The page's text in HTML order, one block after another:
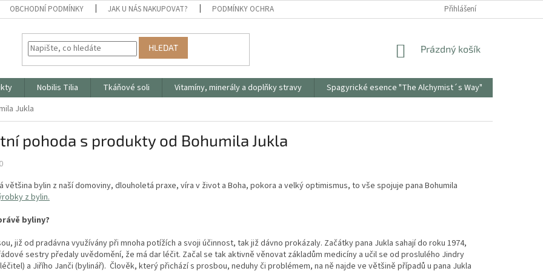
OBCHODNÍ PODMÍNKY JAK U NÁS NAKUPOVAT? PODMÍNKY OCHRANY OSOBNÍCH ÚDAJŮ ODSTOUPENÍ OD SMLOUVYPřihlášení
HLEDAT
NÁKUPNÍ
Prázdný košík
Nobilis Tilia Tkáňové soli Vitamíny, minerály a doplňky stravy Spagyrické esence "The Alchymist´s Way"
Jukla
pohoda s produkty od Bohumila Jukla
většina bylin z naší domoviny, dlouholetá praxe, víra v život a Boha, pokora a velký optimismus, to vše spojuje pana Bohumila
z bylin.
byliny?
již od pradávna využívány při mnoha potížích a svoji účinnost, tak již dávno prokázaly. Začátky pana Jukla sahají do roku 1974,
sestry předaly uvědomění, že má dar léčit. Začal se tak aktivně věnovat základům medicíny a učil se od proslulého Jindry
a Jiřího Janči (bylinář). Člověk, který přichází s prosbou, neduhy či problémem, na ně najde ve většině případů u pana Jukla